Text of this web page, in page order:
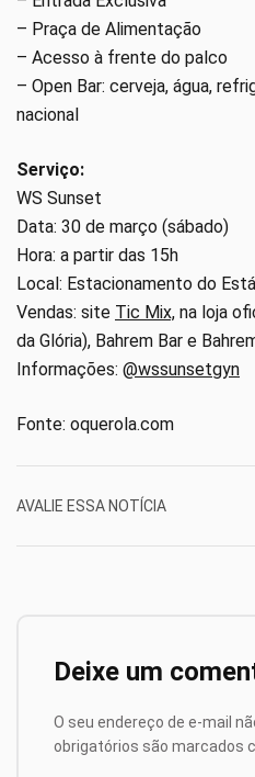
– Praça de Alimentação
– Acesso à frente do palco
– Open Bar: cerveja, água,
nacional
Serviço:
WS Sunset
Data: 30 de março (sábado)
Hora: a partir das 15h
Local: Estacionamento do
Vendas: site Tic Mix, na loja
da Glória), Bahrem Bar e
Informações: @wssunsetgyn
Fonte: oquerola.com
AVALIE ESSA NOTÍCIA
Deixe um
O seu endereço de e-mail
obrigatórios são marcados